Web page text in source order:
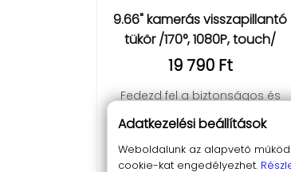
9.66" kamerás visszapillantó
tükör /170°, 1080P, touch/
19 790 Ft
Fedezd fel a biztonságos és
menetrögzítő és tolatókamera
funkcióval!
Adatkezelési beállítások
Weboldalunk az alapvető
cookie-kat engedélyezhet.